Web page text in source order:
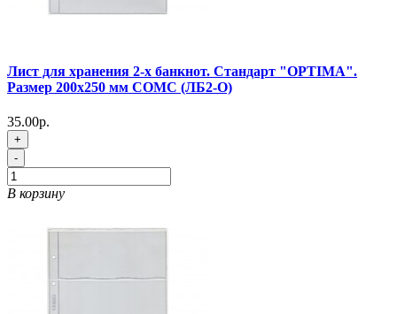
Лист для хранения 2-х банкнот. Стандарт "OPTIMA".
Размер 200х250 мм СОМС (ЛБ2-O)
35.00р.
+
-
В корзину